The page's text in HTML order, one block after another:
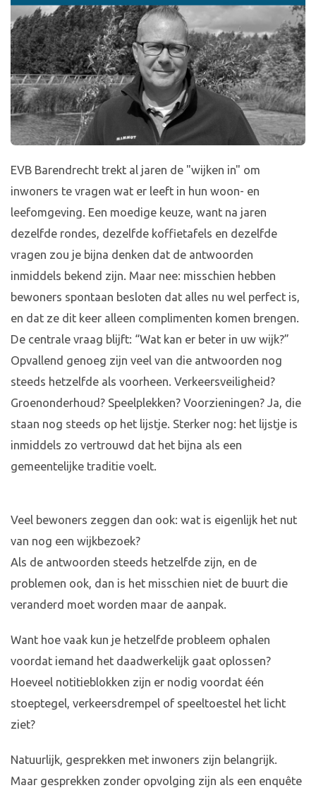
EVB Barendrecht trekt al jaren de "wijken in" om
inwoners te vragen wat er leeft in hun woon- en
leefomgeving. Een moedige keuze, want na jaren
dezelfde rondes, dezelfde koffietafels en dezelfde
vragen zou je bijna denken dat de antwoorden
inmiddels bekend zijn. Maar nee: misschien hebben
bewoners spontaan besloten dat alles nu wel perfect is,
en dat ze dit keer alleen complimenten komen brengen.
De centrale vraag blijft: “Wat kan er beter in uw wijk?”
Opvallend genoeg zijn veel van die antwoorden nog
steeds hetzelfde als voorheen. Verkeersveiligheid?
Groenonderhoud? Speelplekken? Voorzieningen? Ja, die
staan nog steeds op het lijstje. Sterker nog: het lijstje is
inmiddels zo vertrouwd dat het bijna als een
gemeentelijke traditie voelt.
Veel bewoners zeggen dan ook: wat is eigenlijk het nut
van nog een wijkbezoek?
Als de antwoorden steeds hetzelfde zijn, en de
problemen ook, dan is het misschien niet de buurt die
veranderd moet worden maar de aanpak.
Want hoe vaak kun je hetzelfde probleem ophalen
voordat iemand het daadwerkelijk gaat oplossen?
Hoeveel notitieblokken zijn er nodig voordat één
stoeptegel, verkeersdrempel of speeltoestel het licht
ziet?
Natuurlijk, gesprekken met inwoners zijn belangrijk.
Maar gesprekken zonder opvolging zijn als een enquête